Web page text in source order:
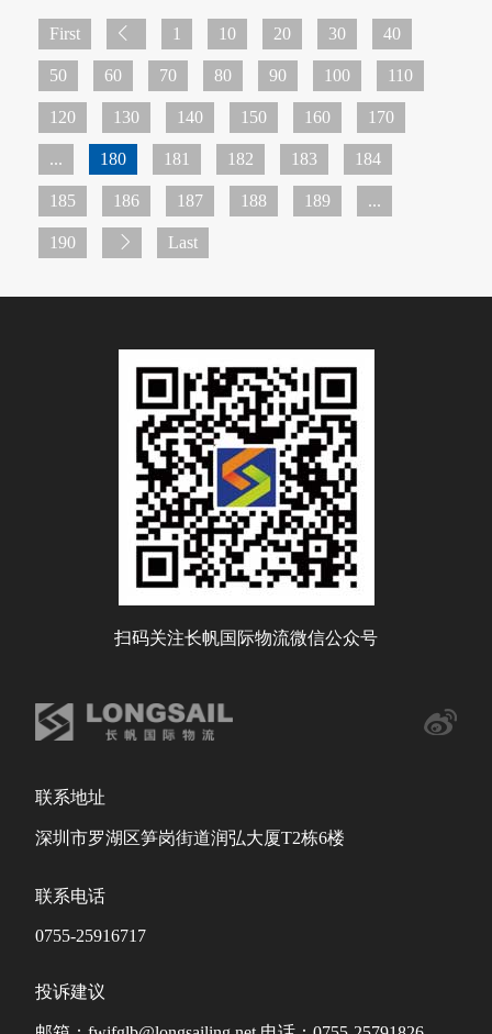
First 1 10 20 30 40
50 60 70 80 90 100 110
120 130 140 150 160 170
... 180 181 182 183 184
185 186 187 188 189 ...
190 Last
扫码关注长帆国际物流微信公众号
联系地址
深圳市罗湖区笋岗街道润弘大厦T2栋6楼
联系电话
0755-25916717
投诉建议